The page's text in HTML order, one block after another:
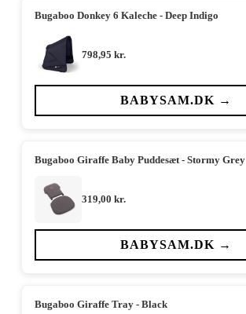
Bugaboo Donkey 6 Kaleche - Deep Indigo
798,95 kr.
BABYSAM.DK →
Bugaboo Giraffe Baby Puddesæt - Stormy Grey
319,00 kr.
BABYSAM.DK →
Bugaboo Giraffe Tray - Black